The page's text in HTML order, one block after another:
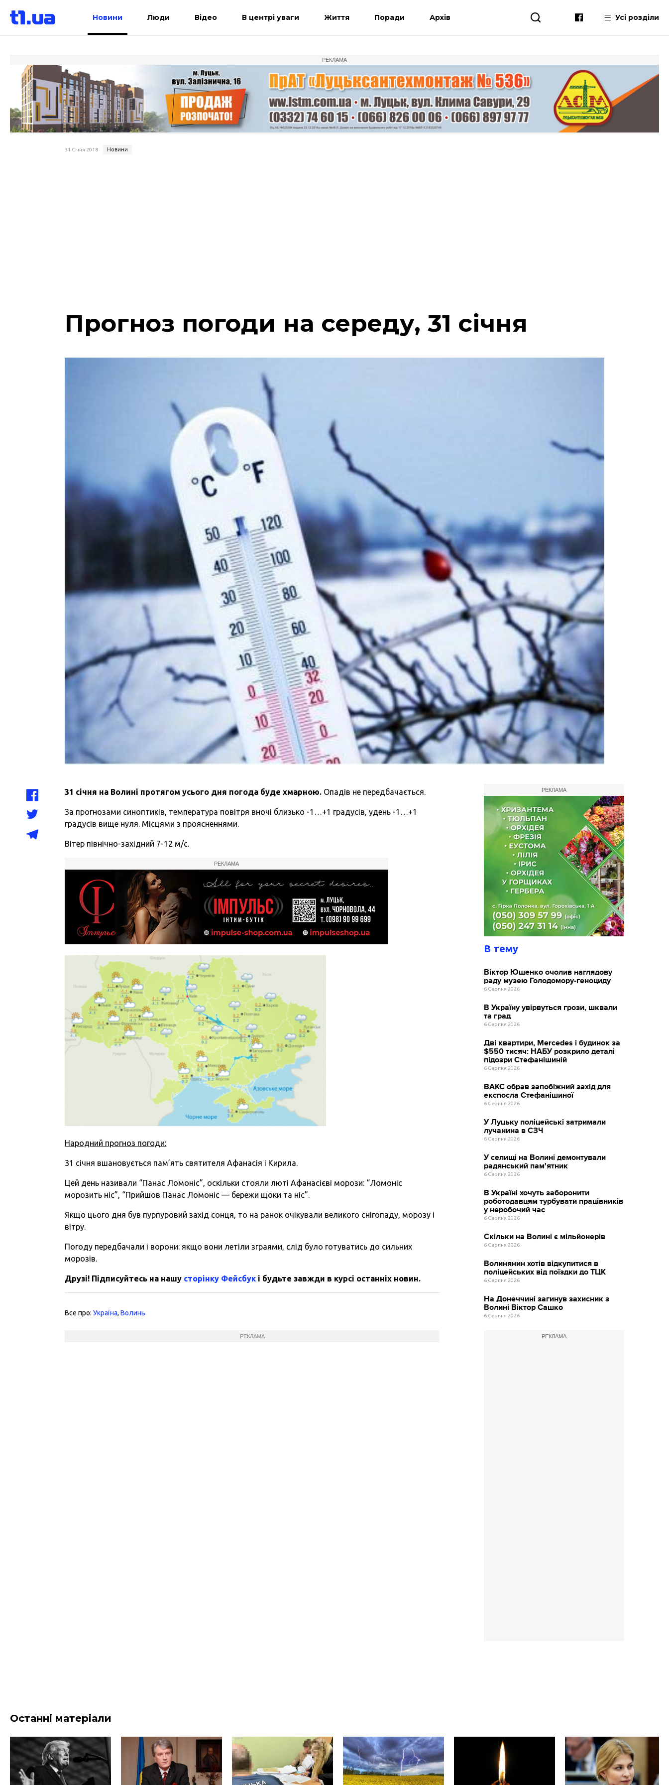
Новини Люди Відео В центрі уваги Життя Поради Архів Усі розділи
РЕКЛАМА
31 Січня 2018 Новини
Прогноз погоди на середу, 31 січня
31 січня на Волині протягом усього дня погода буде хмарною. Опадів не передбачається.
За прогнозами синоптиків, температура повітря вночі близько -1…+1 градусів, удень -1…+1
градусів вище нуля. Місцями з проясненнями.
Вітер північно-західний 7-12 м/с.
РЕКЛАМА
Народний прогноз погоди:
31 січня вшановується пам’ять святителя Афанасія і Кирила.
Цей день називали “Панас Ломоніс”, оскільки стояли люті Афанасієві морози: “Ломоніс
морозить ніс”, “Прийшов Панас Ломоніс — бережи щоки та ніс”.
Якщо цього дня був пурпуровий захід сонця, то на ранок очікували великого снігопаду, морозу і
вітру.
Погоду передбачали і ворони: якщо вони летіли зграями, слід було готуватись до сильних
морозів.
Друзі! Підписуйтесь на нашу сторінку Фейсбук і будьте завжди в курсі останніх новин.
Все про:Україна,Волинь
РЕКЛАМА
РЕКЛАМА
В тему
Віктор Ющенко очолив наглядову
раду музею Голодомору-геноциду
6 Серпня 2026
В Україну увірвуться грози, шквали
та град
6 Серпня 2026
Дві квартири, Mercedes і будинок за
$550 тисяч: НАБУ розкрило деталі
підозри Стефанішиній
6 Серпня 2026
ВАКС обрав запобіжний захід для
експосла Стефанішиної
6 Серпня 2026
У Луцьку поліцейські затримали
лучанина в СЗЧ
6 Серпня 2026
У селищі на Волині демонтували
радянський пам'ятник
6 Серпня 2026
В Україні хочуть заборонити
роботодавцям турбувати працівників
у неробочий час
6 Серпня 2026
Скільки на Волині є мільйонерів
6 Серпня 2026
Волинянин хотів відкупитися в
поліцейських від поїздки до ТЦК
6 Серпня 2026
На Донеччині загинув захисник з
Волині Віктор Сашко
6 Серпня 2026
РЕКЛАМА
Останні матеріали